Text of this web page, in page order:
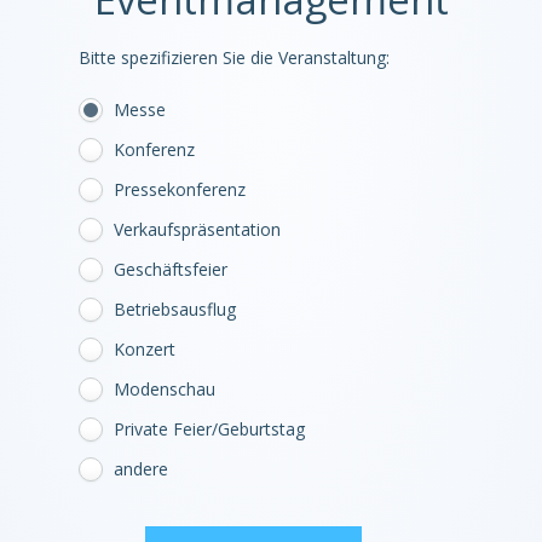
Bitte spezifizieren Sie die Veranstaltung:
Messe
Konferenz
Pressekonferenz
Verkaufspräsentation
Geschäftsfeier
Betriebsausflug
Konzert
Modenschau
Private Feier/Geburtstag
andere